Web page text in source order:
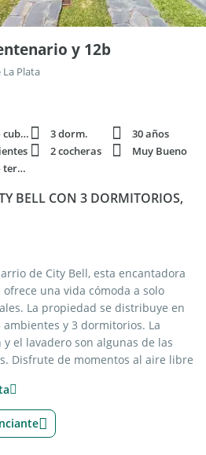
y 12b
Plata
145 m² cubie. 3 dorm.
30 años
2 cocheras
Muy Bueno
400 m² terren.
BELL CON 3 DORMITORIOS,
de City Bell, esta encantadora
una vida cómoda a solo
La propiedad se distribuye en
y 3 dormitorios. La
el lavadero son algunas de las
Disfrute de momentos al aire libre
cubierta), esta casa de 30 años
natural, agua potable e Internet.